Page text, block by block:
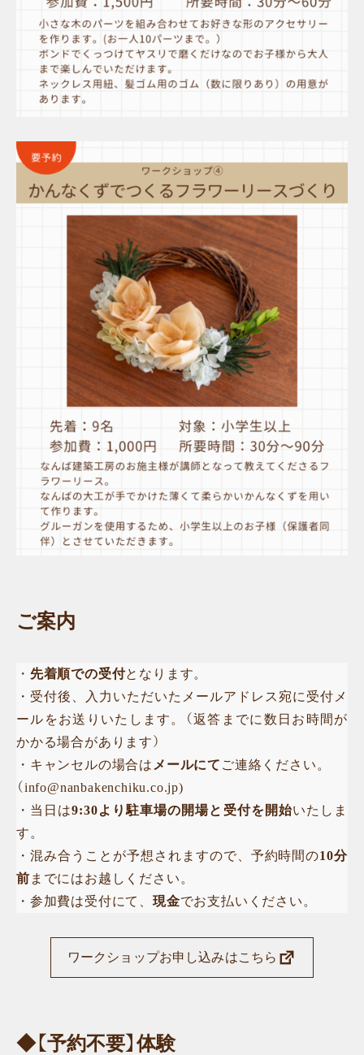
ご案内
・ 先着順での受付となります。
・受付後、入力いただいたメールアドレス宛に受付メ
ールをお送りいたします。（返答までに数日お時間が
かかる場合があります）
・キャンセルの場合は メールにて ご連絡ください。
（info@nanbakenchiku.co.jp)
・当日は9:30より駐車場の開場と受付を開始いたしま
す。
・混み合うことが予想されますので、予約時間の10分
前 までにはお越しください。
・参加費は受付にて、 現金でお支払いください。
ワークショップお申し込みはこちら
◆【予約不要】体験